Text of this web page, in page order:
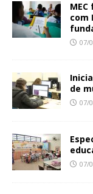
com
07/
de
07/
07/